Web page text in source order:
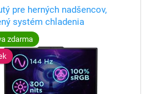
pre herných nadšencov,
systém chladenia
zdarma